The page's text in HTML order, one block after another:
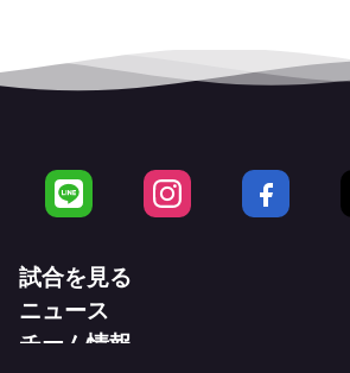
試合を見る
試合日程・結果
ニュース
チーム情報